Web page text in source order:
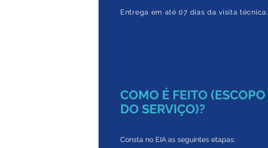
Entrega em até 07 dias da visita técnica.
COMO É FEITO (ESCOPO
DO SERVIÇO)?
Consta no EIA as seguintes etapas: